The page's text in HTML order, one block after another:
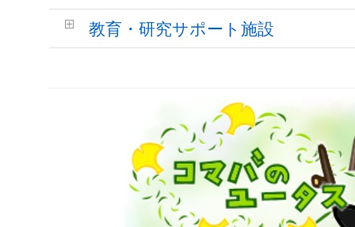
教育・研究サポート施設